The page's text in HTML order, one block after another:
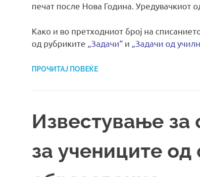
печат после Нова Година. Уредувачкиот
Како и во претходниот број на
од рубриките „Задачи“ и „Задачи од
ПРОЧИТАЈ ПОВЕЌЕ
Известување за
за учениците од